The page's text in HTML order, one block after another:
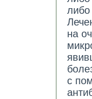
либо
на
с